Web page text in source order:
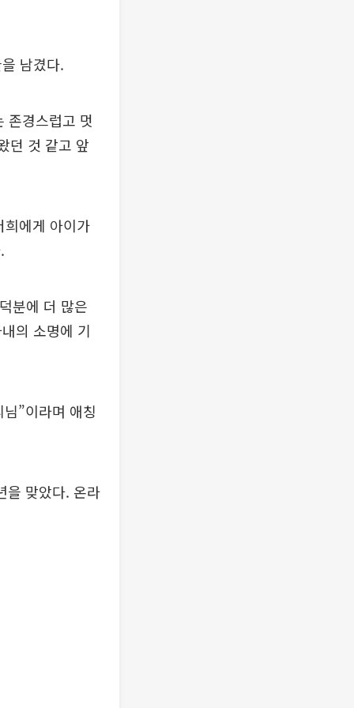
남겼다.
존경스럽고 멋
던 것 같고 앞
에게 아이가
분에 더 많은
의 소명에 기
”이라며 애칭
을 맞았다. 온라